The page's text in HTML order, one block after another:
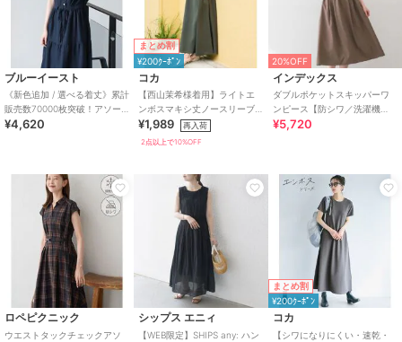
ブルーイースト
《新色追加 / 選べる着丈》累計
販売数70000枚突破！アソー
ト柄ワンピース
¥4,620
まとめ割
¥200ｸｰﾎﾟﾝ
コカ
【西山茉希様着用】ライトエ
ンボスマキシ丈ノースリーブ
ワンピース 全4色 / シワになり
にくい・速乾
¥1,989 再入荷
2点以上で10%OFF
20%OFF
インデックス
ダブルポケットスキッパーワ
ンピース【防シワ／洗濯機
OK】《XS～3L／6col》
¥5,720
ロペピクニック
ウエストタックチェックアソ
シップス エニィ
【WEB限定】SHIPS any: ハン
まとめ割
¥200ｸｰﾎﾟﾝ
コカ
【シワになりにくい・速乾・